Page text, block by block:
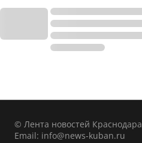
© Лента новостей Краснодара
Email: info@news-kuban.ru